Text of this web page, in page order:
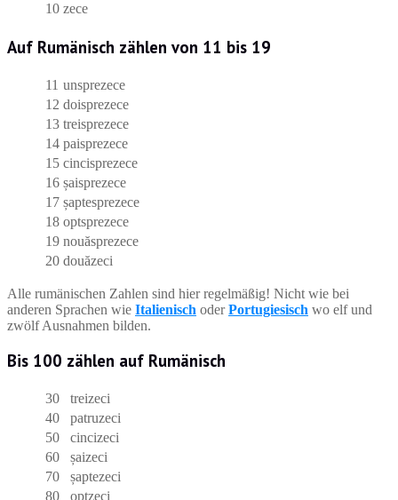
10 zece
Auf Rumänisch zählen von 11 bis 19
11 unsprezece
12 doisprezece
13 treisprezece
14 paisprezece
15 cincisprezece
16 șaisprezece
17 șaptesprezece
18 optsprezece
19 nouăsprezece
20 douăzeci
Alle rumänischen Zahlen sind hier regelmäßig! Nicht wie bei
anderen Sprachen wie Italienisch oderPortugiesisch wo elf und
zwölf Ausnahmen bilden.
Bis 100 zählen auf Rumänisch
30
treizeci
40
patruzeci
50
cincizeci
60
șaizeci
70
șaptezeci
80
optzeci